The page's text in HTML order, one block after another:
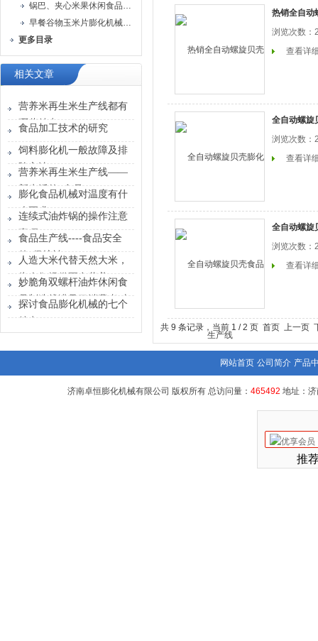
锅巴、夹心米果休闲食品生产线
早餐谷物玉米片膨化机械生产线
更多目录
相关文章
营养米再生米生产线都有
哪些特点？
食品加工技术的研究
饲料膨化机一般故障及排
除方法
营养米再生米生产线——
新生活的*食品
膨化食品机械对温度有什
么要求？
连续式油炸锅的操作注意
事项
食品生产线----食品安全
的“保护神”
人造大米代替天然大米，
为人们提供更多营养
妙脆角双螺杆油炸休闲食
品制造线满足了消费者对
健康零食的需求
探讨食品膨化机械的七个
特点
热销全自动
浏览次数：
查看详
全自动螺旋
浏览次数：
查看详
全自动螺旋
浏览次数：
查看详
共 9 条记录，当前 1 / 2 页 首页 上一页
网站首页 公司简介 产品
济南卓恒膨化机械有限公司 版权所有 总访问量： 465492 地址：
推